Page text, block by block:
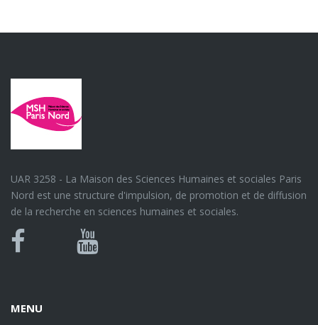
UAR 3258 - La Maison des Sciences Humaines et sociales Paris
Nord est une structure d'impulsion, de promotion et de diffusion
de la recherche en sciences humaines et sociales.
Bluesky
Canal
MENU